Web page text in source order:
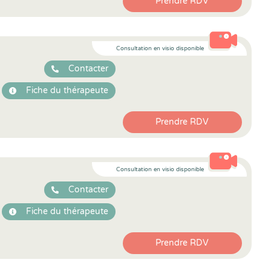
Consultation en visio disponible
Contacter
Fiche du thérapeute
Prendre RDV
Consultation en visio disponible
Contacter
Fiche du thérapeute
Prendre RDV